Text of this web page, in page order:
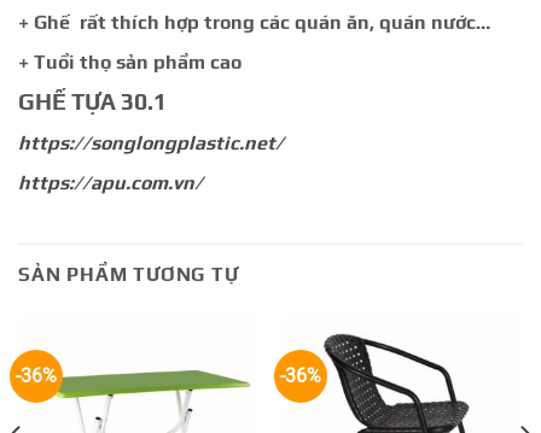
+ Ghế rất thích hợp trong các quán ăn, quán nước…
+ Tuổi thọ sản phẩm cao
GHẾ TỰA 30.1
https://songlongplastic.net/
https://apu.com.vn/
SẢN PHẨM TƯƠNG TỰ
-36% -36%